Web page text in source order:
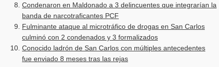
Condenaron en Maldonado a 3 delincuentes que integrarían la
banda de narcotraficantes PCF
Fulminante ataque al microtráfico de drogas en San Carlos
culminó con 2 condenados y 3 formalizados
Conocido ladrón de San Carlos con múltiples antecedentes
fue enviado 8 meses tras las rejas